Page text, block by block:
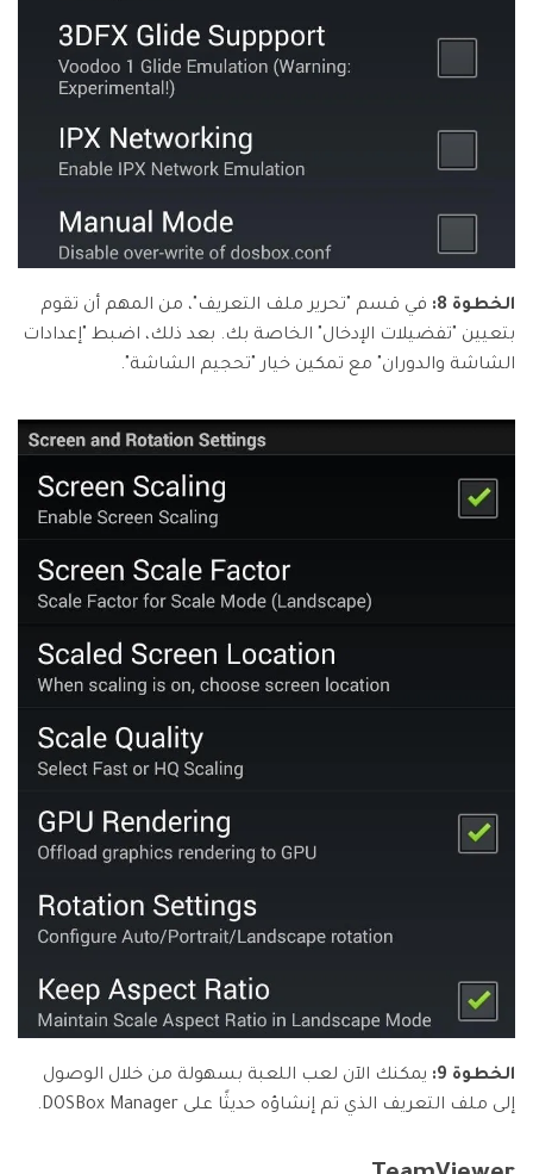
الخطوة 8:
في قسم "تحرير ملف التعريف"، من المهم أن تقوم
بتعيين "تفضيلات الإدخال" الخاصة بك. بعد ذلك، اضبط "إعدادات
الشاشة والدوران" مع تمكين خيار "تحجيم الشاشة".
الخطوة 9:
يمكنك الآن لعب اللعبة بسهولة من خلال الوصول
إلى ملف التعريف الذي تم إنشاؤه حديثًا على DOSBox Manager.